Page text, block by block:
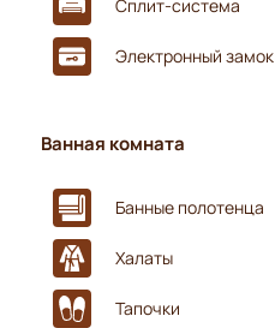
Сплит-система
Электронный замок
Ванная комната
Банные полотенца
Халаты
Тапочки